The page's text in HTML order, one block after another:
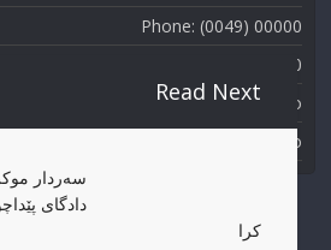
Phone: (0049) 00000
Fax: (0049) 000-000
Email: info@kmmk.info
Website: www.kmmk.info
Read Next
سەردار
دادگای
کرا